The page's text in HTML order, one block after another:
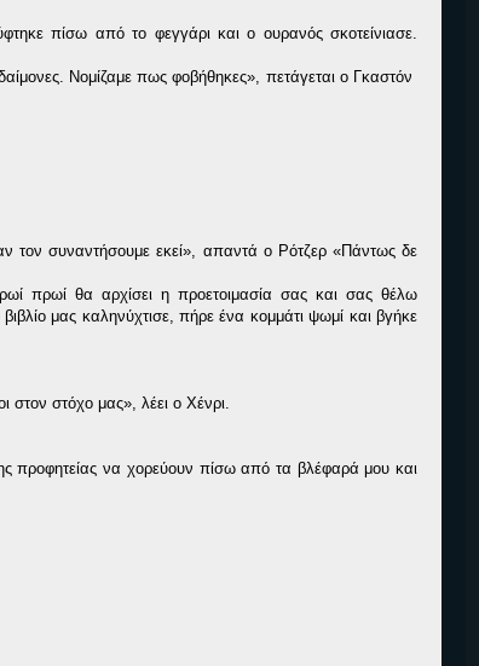
πίσω από το φεγγάρι και ο ουρανός σκοτείνιασε.
Νομίζαμε πως φοβήθηκες», πετάγεται ο Γκαστόν
τον συναντήσουμε εκεί», απαντά ο Ρότζερ «Πάντως δε
πρωί θα αρχίσει η προετοιμασία σας και σας θέλω
μας καληνύχτισε, πήρε ένα κομμάτι ψωμί και βγήκε
στον στόχο μας», λέει ο Χένρι.
προφητείας να χορεύουν πίσω από τα βλέφαρά μου και